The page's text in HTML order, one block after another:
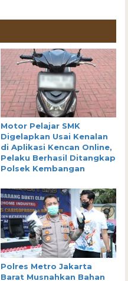
Motor Pelajar SMK
Digelapkan Usai Kenalan
di Aplikasi Kencan Online,
Pelaku Berhasil Ditangkap
Polsek Kembangan
Polres Metro Jakarta
Barat Musnahkan Bahan